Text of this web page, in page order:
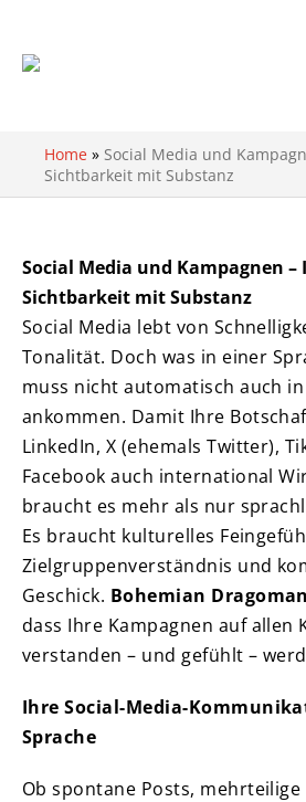
Home » Social Media und
Sichtbarkeit mit Substanz
Social Media und Kampagnen
Sichtbarkeit mit Substanz
Social Media lebt von
Tonalität. Doch was in einer
muss nicht automatisch auch
ankommen. Damit Ihre
LinkedIn, X (ehemals Twitter),
Facebook auch international
braucht es mehr als nur
Es braucht kulturelles
Zielgruppenverständnis und
Geschick. Bohemian
dass Ihre Kampagnen auf allen
verstanden – und gefühlt –
Ihre Social-Media-
Sprache
Ob spontane Posts, mehrteilige